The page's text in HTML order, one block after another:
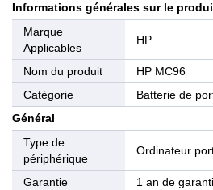
Informations générales sur le
Marque
Applicables
HP
Nom du produit
HP MC96
Catégorie
Batterie de
Général
Type de
périphérique
Ordinateur
Garantie
1 an de